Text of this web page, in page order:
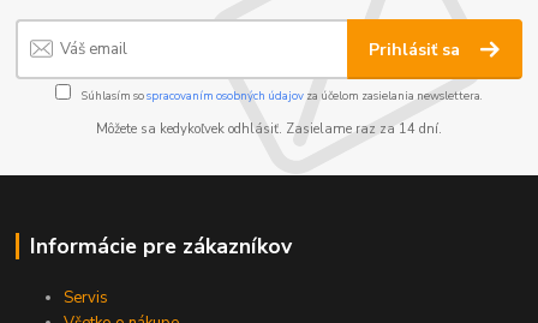
Prihlásiť sa
Súhlasím sospracovaním osobných údajov za účelom zasielania newslettera.
Môžete sa kedykoľvek odhlásiť. Zasielame raz za 14 dní.
Informácie pre zákazníkov
Servis